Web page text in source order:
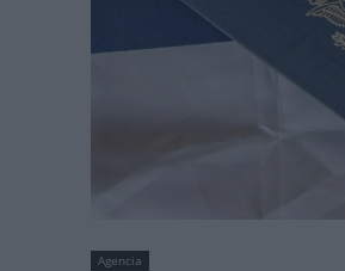
Agencia